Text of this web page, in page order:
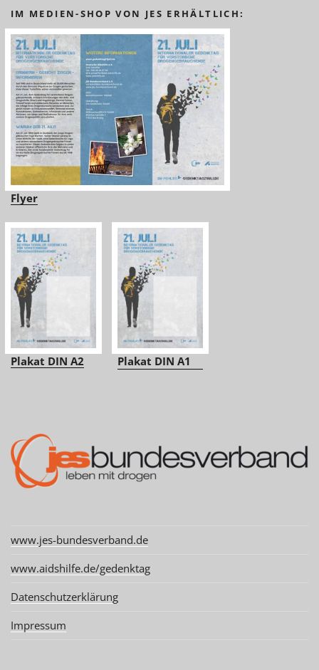
IM MEDIEN-SHOP VON JES ERHÄLTLICH:
Flyer
Plakat DIN A2 Plakat DIN A1
www.jes-bundesverband.de
www.aidshilfe.de/gedenktag
Datenschutzerklärung
Impressum